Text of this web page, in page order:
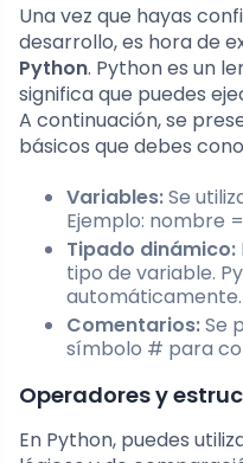
Una vez que hayas
desarrollo, es hora de
Python. Python es un
significa que puedes
A continuación, se
básicos que debes
Variables:Se
Ejemplo: nombre
Tipado dinámico:
tipo de variable.
automáticamente.
Comentarios:Se
símbolo # para
Operadores y
En Python, puedes